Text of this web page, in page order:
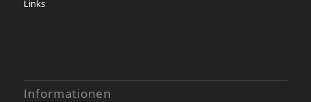
Links
Informationen